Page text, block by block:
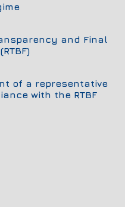
and Final
of a representative
with the RTBF